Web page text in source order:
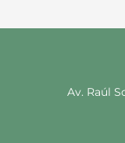
Av. Raúl